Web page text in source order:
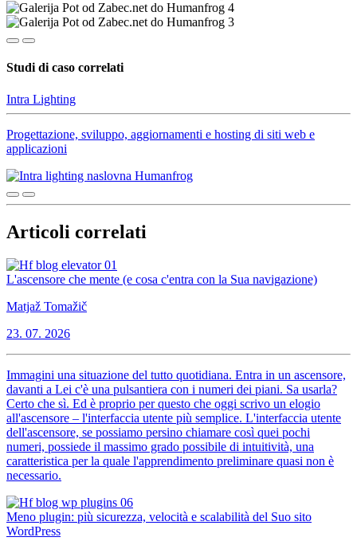
Studi di caso correlati
Intra Lighting
Progettazione, sviluppo, aggiornamenti e hosting di siti web e
applicazioni
Articoli correlati
L'ascensore che mente (e cosa c'entra con la Sua navigazione)
Matjaž Tomažič
23. 07. 2026
Immagini una situazione del tutto quotidiana. Entra in un ascensore,
davanti a Lei c'è una pulsantiera con i numeri dei piani. Sa usarla?
Certo che sì. Ed è proprio per questo che oggi scrivo un elogio
all'ascensore – l'interfaccia utente più semplice. L'interfaccia utente
dell'ascensore, se possiamo persino chiamare così quei pochi
numeri, possiede il massimo grado possibile di intuitività, una
caratteristica per la quale l'apprendimento preliminare quasi non è
necessario.
Meno plugin: più sicurezza, velocità e scalabilità del Suo sito
WordPress